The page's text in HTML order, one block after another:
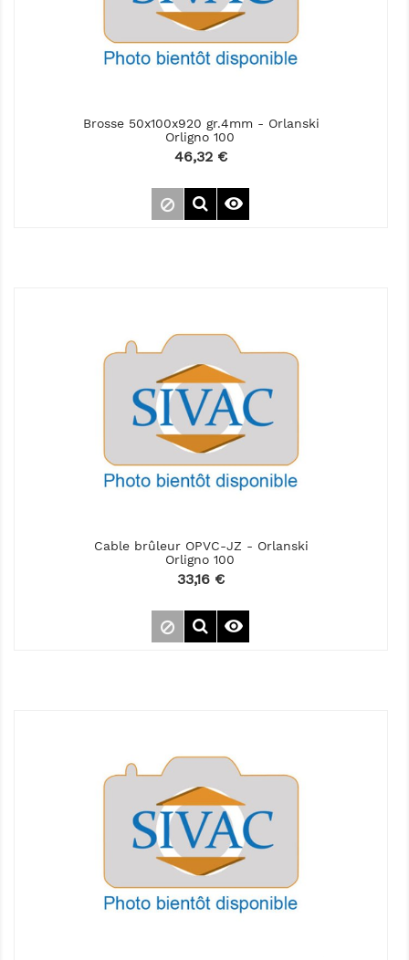
Brosse 50x100x920 gr.4mm - Orlanski
Orligno 100
Prix
46,32 €

Cable brûleur OPVC-JZ - Orlanski
Orligno 100
Prix
33,16 €
